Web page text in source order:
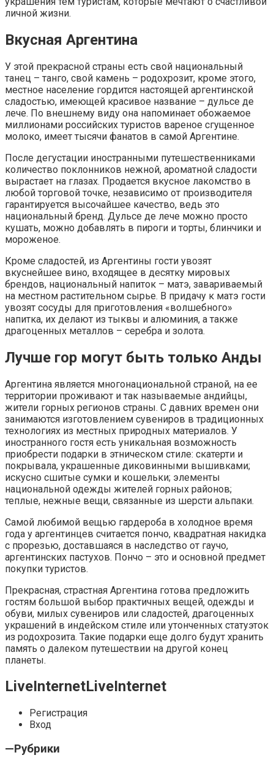
личной жизни.
Вкусная Аргентина
У этой прекрасной страны есть свой национальный
танец – танго, свой камень – родохрозит, кроме этого,
местное население гордится настоящей аргентинской
сладостью, имеющей красивое название – дульсе де
лече. По внешнему виду она напоминает обожаемое
миллионами российских туристов вареное сгущенное
молоко, имеет тысячи фанатов в самой Аргентине.
После дегустации иностранными путешественниками
количество поклонников нежной, ароматной сладости
вырастает на глазах. Продается вкусное лакомство в
любой торговой точке, независимо от производителя
гарантируется высочайшее качество, ведь это
национальный бренд. Дульсе де лече можно просто
кушать, можно добавлять в пироги и торты, блинчики и
мороженое.
Кроме сладостей, из Аргентины гости увозят
вкуснейшее вино, входящее в десятку мировых
брендов, национальный напиток – матэ, завариваемый
на местном растительном сырье. В придачу к матэ гости
увозят сосуды для приготовления «волшебного»
напитка, их делают из тыквы и алюминия, а также
драгоценных металлов – серебра и золота.
Лучше гор могут быть только Анды
Аргентина является многонациональной страной, на ее
территории проживают и так называемые андийцы,
жители горных регионов страны. С давних времен они
занимаются изготовлением сувениров в традиционных
технологиях из местных природных материалов. У
иностранного гостя есть уникальная возможность
приобрести подарки в этническом стиле: скатерти и
покрывала, украшенные диковинными вышивками;
искусно сшитые сумки и кошельки; элементы
национальной одежды жителей горных районов;
теплые, нежные вещи, связанные из шерсти альпаки.
Самой любимой вещью гардероба в холодное время
года у аргентинцев считается пончо, квадратная накидка
с прорезью, доставшаяся в наследство от гаучо,
аргентинских пастухов. Пончо – это и основной предмет
покупки туристов.
Прекрасная, страстная Аргентина готова предложить
гостям большой выбор практичных вещей, одежды и
обуви, милых сувениров или сладостей, драгоценных
украшений в индейском стиле или утонченных статуэток
из родохрозита. Такие подарки еще долго будут хранить
память о далеком путешествии на другой конец
планеты.
LiveInternetLiveInternet
Регистрация
Вход
—Рубрики